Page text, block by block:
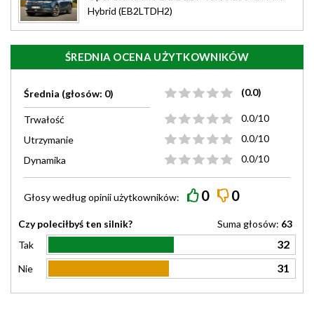
Hybrid (EB2LTDH2)
ŚREDNIA OCENA UŻYTKOWNIKÓW
Średnia (głosów: 0) (0.0)
Trwałość
0.0/10
Utrzymanie
0.0/10
Dynamika
0.0/10
Głosy wedługopiniiużytkowników: 0 0
Czy poleciłbyś ten silnik? Suma głosów: 63
Tak
32
Nie 31